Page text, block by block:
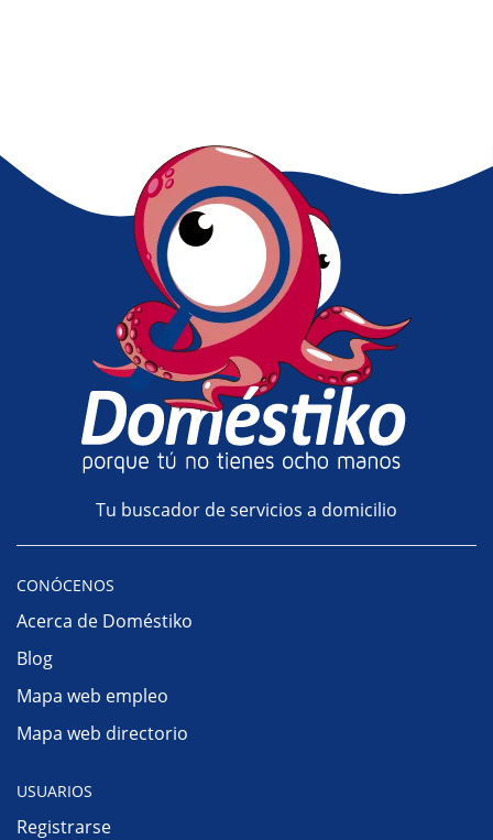
Tu buscador de servicios a domicilio
CONÓCENOS
Acerca de Doméstiko
Blog
Mapa web empleo
Mapa web directorio
USUARIOS
Registrarse